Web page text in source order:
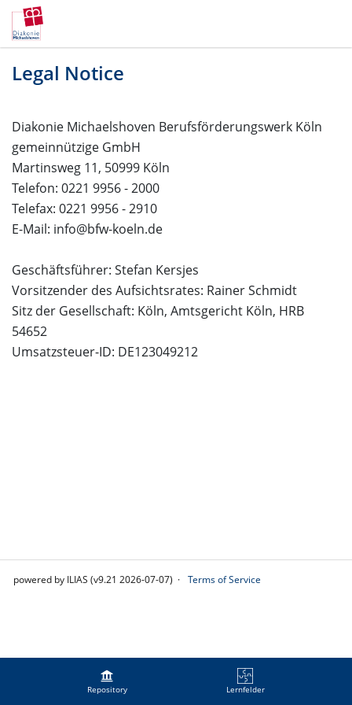
Repository Lernfelder
Legal Notice
Diakonie Michaelshoven Berufsförderungswerk Köln
gemeinnützige GmbH
Martinsweg 11, 50999 Köln
Telefon: 0221 9956 - 2000
Telefax: 0221 9956 - 2910
E-Mail: info@bfw-koeln.de
Geschäftsführer: Stefan Kersjes
Vorsitzender des Aufsichtsrates: Rainer Schmidt
Sitz der Gesellschaft: Köln, Amtsgericht Köln, HRB
54652
Umsatzsteuer-ID: DE123049212
powered by ILIAS (v9.21 2026-07-07) Terms of Service